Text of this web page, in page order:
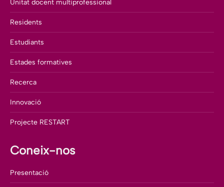
Unitat docent multiprofessional
Residents
Estudiants
Estades formatives
Recerca
Innovació
Projecte RESTART
Coneix-nos
Presentació